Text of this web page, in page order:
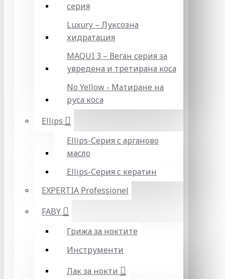
серия
Luxury – Луксозна
хидратация
MAQUI 3 – Веган серия за
увредена и третирана коса
No Yellow - Матиране на
руса коса
Ellips
Ellips-Серия с арганово
масло
Ellips-Серия с кератин
EXPERTIA Professionel
FABY
Грижа за ноктите
Инструменти
Лак за нокти